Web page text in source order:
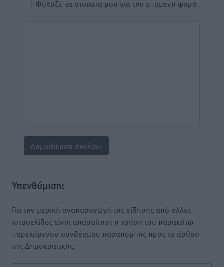
Φύλαξε τα στοιχεία μου για την επόμενη φορά.
Υπενθύμιση:
Για την μερική αναπαραγωγή της είδησης από άλλες
ιστοσελίδες είναι απαραίτητη η χρήση του παρακάτω
παρεχόμενου συνδέσμου παραπομπής προς το άρθρο
της Δημοκρατικής.